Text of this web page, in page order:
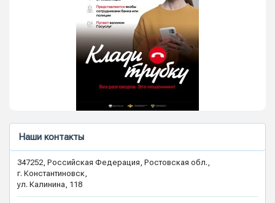
Наши контакты
347252, Российская Федерация, Ростовская обл.,
г. Константиновск,
ул. Калинина, 118